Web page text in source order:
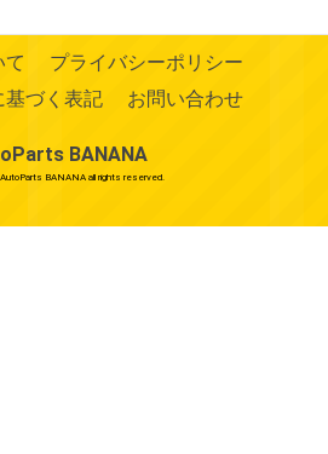
て
プライバシーポリシー
基づく表記
お問い合わせ
BANANA
AutoParts BANANA all rights reserved.